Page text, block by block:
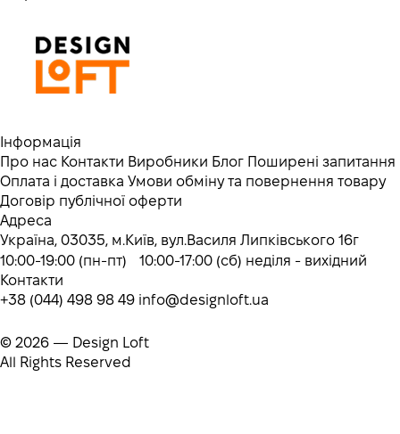
Інформація
Про нас Контакти Виробники Блог Поширені запитання
Оплата і доставка Умови обміну та повернення товару
Договір публічної оферти
Адреса
Україна, 03035, м.Київ, вул.Василя Липківського 16г
10:00-19:00 (пн-пт) 10:00-17:00 (сб) неділя - вихідний
Контакти
+38 (044) 498 98 49 info@designloft.ua
© 2026 — Design Loft
All Rights Reserved